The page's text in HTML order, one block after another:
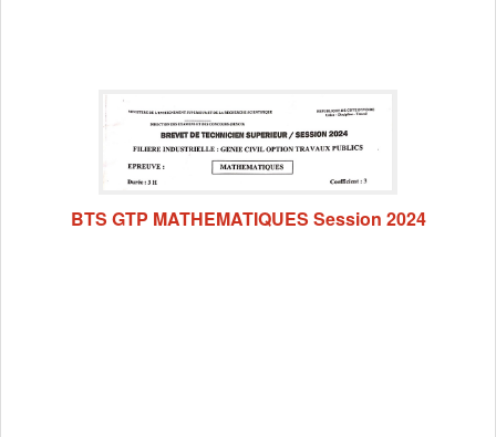
BTS GTP MATHEMATIQUES Session 2024